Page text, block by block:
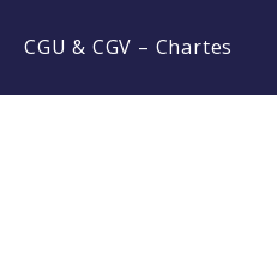
CGU & CGV – Chartes